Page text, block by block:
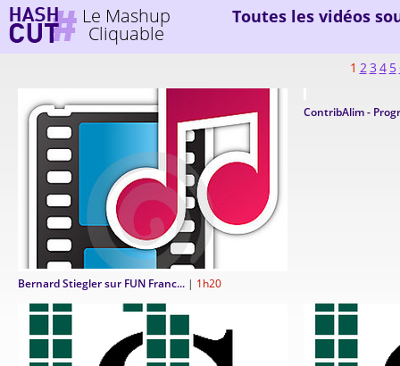
Le Mashup
Cliquable
Toutes les vidéos
1 2 3 4 5
Bernard Stiegler sur FUN Franc... 1h20
ContribAlim -